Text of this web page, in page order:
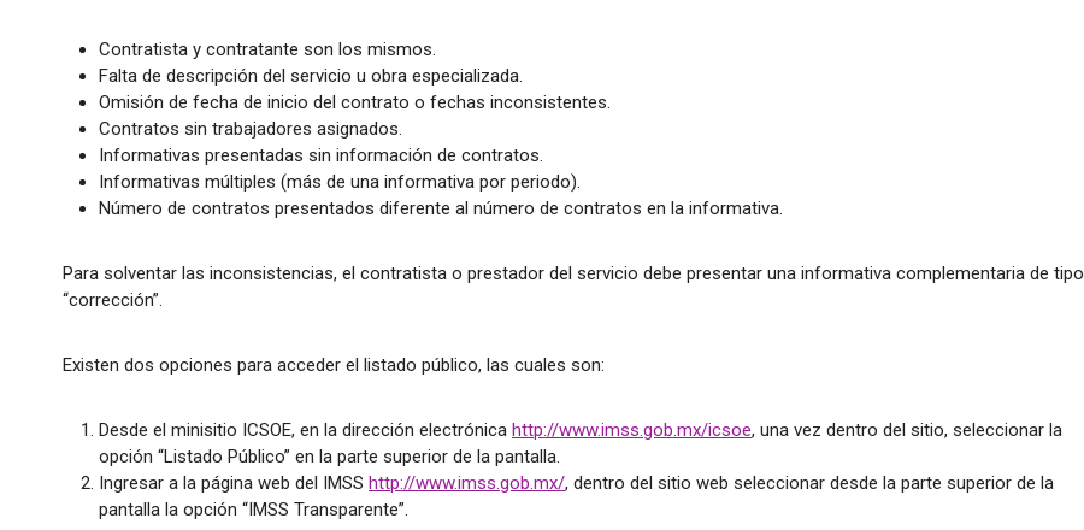
Contratista y contratante son los mismos.
Falta de descripción del servicio u obra especializada.
Omisión de fecha de inicio del contrato o fechas inconsistentes.
Contratos sin trabajadores asignados.
Informativas presentadas sin información de contratos.
Informativas múltiples (más de una informativa por periodo).
Número de contratos presentados diferente al número de contratos en la informativa.
Para solventar las inconsistencias, el contratista o prestador del servicio debe presentar una informativa complementaria de tipo
“corrección”.
Existen dos opciones para acceder el listado público, las cuales son:
Desde el minisitio ICSOE, en la dirección electrónica http://www.imss.gob.mx/icsoe, una vez dentro del sitio, seleccionar la
opción “Listado Público” en la parte superior de la pantalla.
Ingresar a la página web del IMSS http://www.imss.gob.mx/, dentro del sitio web seleccionar desde la parte superior de la
pantalla la opción “IMSS Transparente”.